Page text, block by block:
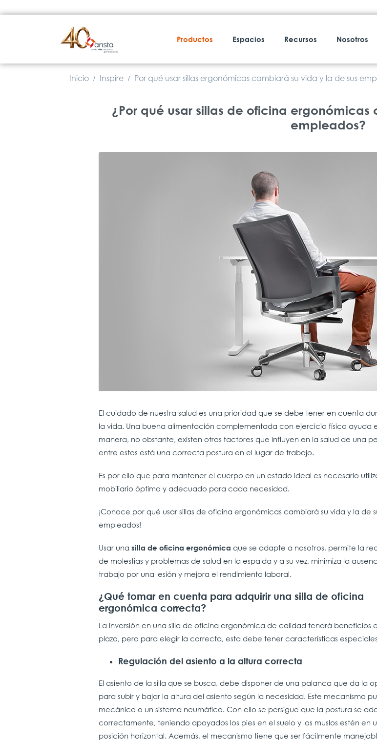
Productos Espacios Recursos Nosotros
Inicio / Inspire / Por qué usar sillas ergonómicas cambiará su vida y la de sus
¿Por qué usar sillas de oficina
empleados?
El cuidado de nuestra salud es una prioridad que se debe tener en cuenta
la vida. Una buena alimentación complementada con ejercicio físico ayuda
manera, no obstante, existen otros factores que influyen en la salud de una
entre estos está una correcta postura en el lugar de trabajo.
Es por ello que para mantener el cuerpo en un estado ideal es necesario
mobiliario óptimo y adecuado para cada necesidad.
¡Conoce por qué usar sillas de oficina ergonómicas cambiará su vida y la de
empleados!
Usar una silla de oficina ergonómica que se adapte a nosotros, permite la
de molestias y problemas de salud en la espalda y a su vez, minimiza la
trabajo por una lesión y mejora el rendimiento laboral.
¿Qué tomar en cuenta para adquirir una silla de oficina
ergonómica correcta?
La inversión en una silla de oficina ergonómica de calidad tendrá beneficios
plazo, pero para elegir la correcta, esta debe tener características
Regulación del asiento a la altura correcta
El asiento de la silla que se busca, debe disponer de una palanca que da la
para subir y bajar la altura del asiento según la necesidad. Este mecanismo
mecánico o un sistema neumático. Con ello se persigue que la postura se
correctamente, teniendo apoyados los pies en el suelo y los muslos estén en
posición horizontal. Además, el mecanismo tiene que ser fácilmente